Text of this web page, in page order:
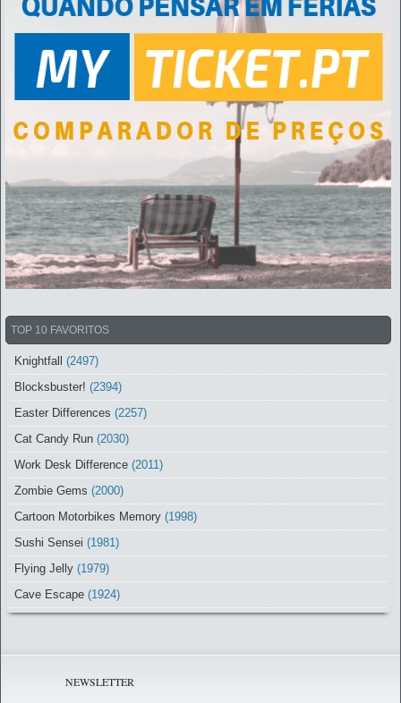
TOP 10 FAVORITOS
Knightfall (2497)
Blocksbuster! (2394)
Easter Differences (2257)
Cat Candy Run (2030)
Work Desk Difference (2011)
Zombie Gems (2000)
Cartoon Motorbikes Memory (1998)
Sushi Sensei (1981)
Flying Jelly (1979)
Cave Escape (1924)
NEWSLETTER